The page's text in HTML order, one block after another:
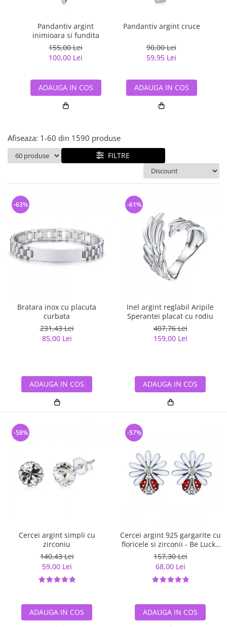
Bijuterii argint placat cu aur
Bijuterii gotice si rock
Bijuterii Handmade
Bijuterii fantezie
Bijuterii tungsten
Solutii si lavete de curatare
bijuterii argint
Pandantiv argint
inimioara si fundita
155,00 Lei
100,00 Lei
ADAUGA IN COS
Pandantiv argint cruce
90,00 Lei
59,95 Lei
ADAUGA IN COS
Afiseaza: 1-60 din 1590 produse
FILTRE
Bratara inox cu placuta
curbata
231,43 Lei
85,00 Lei
-63%
ADAUGA IN COS
Inel argint reglabil Aripile
Sperantei placat cu rodiu
407,76 Lei
159,00 Lei
-61%
ADAUGA IN COS
Cercei argint simpli cu
zirconiu
140,43 Lei
59,00 Lei
-58%
ADAUGA IN COS
Cercei argint 925 gargarite cu
floricele si zirconii - Be Lucky
EST0022
157,30 Lei
68,00 Lei
-57%
ADAUGA IN COS